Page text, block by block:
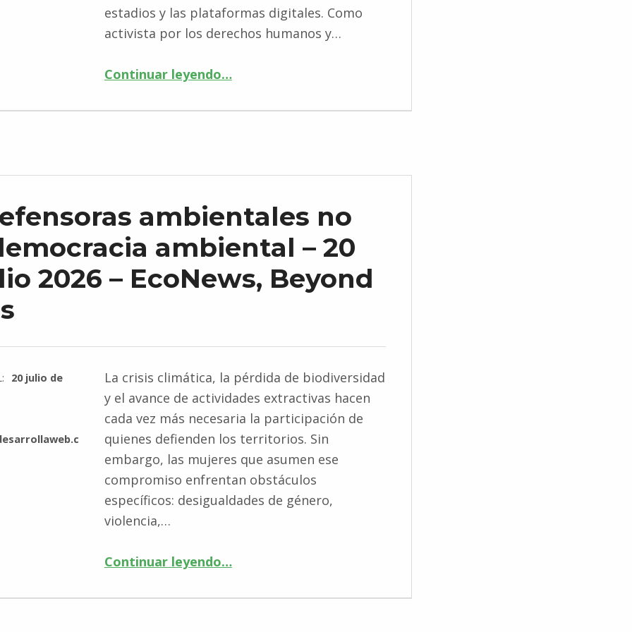
estadios y las plataformas digitales. Como
activista por los derechos humanos y…
Continuar leyendo“El racismo en el fútbol no es folclore – 27 de julio de 2026 – La Política on line”
…
ambientales no
ambiental – 20
2026 – EcoNews, Beyond
20 julio de
La crisis climática, la pérdida de biodiversidad
y el avance de actividades extractivas hacen
cada vez más necesaria la participación de
quienes defienden los territorios. Sin
embargo, las mujeres que asumen ese
compromiso enfrentan obstáculos
específicos: desigualdades de género,
violencia,…
Continuar leyendo“Sin defensoras ambientales no hay democracia ambiental – 20 de julio 2026 – EcoNews, Beyond words”
…